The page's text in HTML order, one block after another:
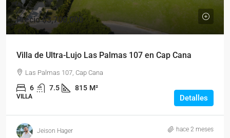
Precio$3,700,000
Villa de Ultra-Lujo Las Palmas 107 en Cap Cana
Las Palmas 107, Cap Cana
6 7.5 815 M²
VILLA Detalles
Jeison Hager hace 2 meses